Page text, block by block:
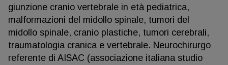
giunzione cranio vertebrale in età pediatrica,
malformazioni del midollo spinale, tumori del
midollo spinale, cranio plastiche, tumori cerebrali,
traumatologia cranica e vertebrale. Neurochirurgo
referente di AISAC (associazione italiana studio